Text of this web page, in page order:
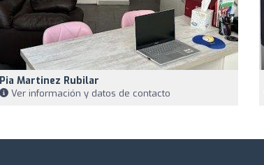
Pia Martinez Rubilar
Ver información y datos de contacto